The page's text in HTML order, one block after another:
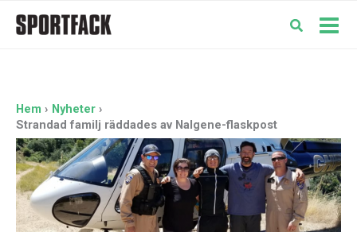
Hem
Nyheter
Strandad familj räddades av Nalgene-flaskpost